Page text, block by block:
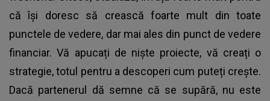
că își doresc să crească foarte mult din toate
punctele de vedere, dar mai ales din punct de vedere
financiar. Vă apucați de niște proiecte, vă creați o
strategie, totul pentru a descoperi cum puteți crește.
Dacă partenerul dă semne că se supără, nu este